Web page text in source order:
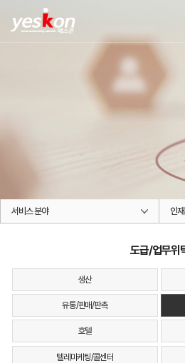
(주)예스콘씨에스
KOREA OUTSOURCING NETWORK
사람과 사람의 인연을 소중히 여기는 기업 (주)예스콘씨
(주)예스콘씨에스
서비스 분야 인
도급/업무위
생산
유통/판매/판촉
호텔
텔레마케팅/콜센터